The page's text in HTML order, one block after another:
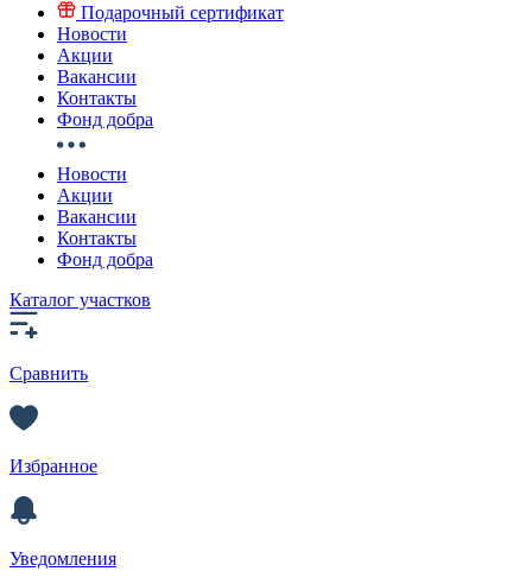
Подарочный сертификат
Новости
Акции
Вакансии
Контакты
Фонд добра
Новости
Акции
Вакансии
Контакты
Фонд добра
Каталог участков
Сравнить
Избранное
Уведомления